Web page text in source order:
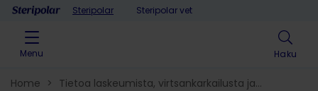
Skip to contentSteripolar Steripolar vet
Menu Haku
Home > Tietoa laskeumista, virtsankarkailusta ja